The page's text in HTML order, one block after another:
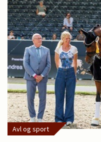
Avl og sport